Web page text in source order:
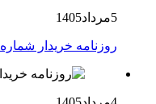
5مرداد1405
روزنامه خریدار شماره2196